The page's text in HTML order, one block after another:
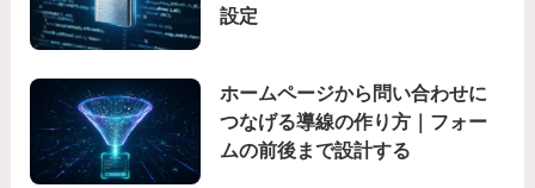
設定
ホームページから問い合わせに
つなげる導線の作り方｜フォー
ムの前後まで設計する